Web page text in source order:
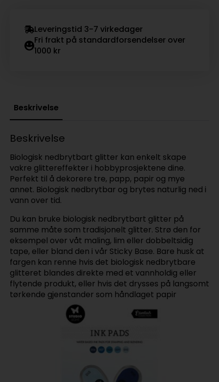
Leveringstid 3-7 virkedager
Fri frakt på standardforsendelser over
1000 kr
Beskrivelse
Beskrivelse
Biologisk nedbrytbart glitter kan enkelt skape
vakre glittereffekter i hobbyprosjektene dine.
Perfekt til å dekorere tre, papp, papir og mye
annet. Biologisk nedbrytbar og brytes naturlig ned i
vann over tid.
Du kan bruke biologisk nedbrytbart glitter på
samme måte som tradisjonelt glitter. Strø den for
eksempel over våt maling, lim eller dobbeltsidig
tape, eller bland den i vår Sticky Base. Bare husk at
fargen kan renne hvis det biologisk nedbrytbare
glitteret blandes direkte med et vannholdig eller
flytende produkt, eller hvis det drysses på langsomt
tørkende gjenstander som håndlaget papir